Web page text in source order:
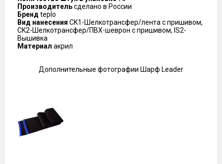
Производительсделано в России
Бренд teplo
Вид нанесения CK1-Шелкотрансфер/лента с пришивом,
CK2-Шелкотрансфер/ПВХ-шеврон с пришивом, IS2-
Вышивка
Материал акрил
Дополнительные фотографии Шарф Leader